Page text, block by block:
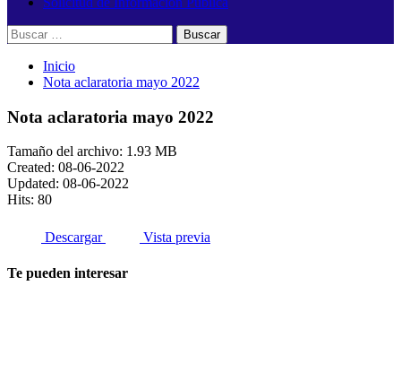
Buscar:
Inicio
Nota aclaratoria mayo 2022
Nota aclaratoria mayo 2022
Tamaño del archivo: 1.93 MB
Created: 08-06-2022
Updated: 08-06-2022
Hits: 80
Descargar Vista previa
Te pueden interesar